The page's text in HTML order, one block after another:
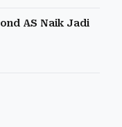
AS Naik Jadi